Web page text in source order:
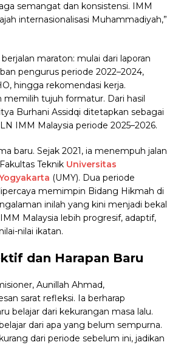
semangat dan konsistensi. IMM
internasionalisasi Muhammadiyah,”
maraton: mulai dari laporan
pengurus periode 2022–2024,
hingga rekomendasi kerja.
memilih tujuh formatur. Dari hasil
Burhani Assidqi ditetapkan sebagai
IMM Malaysia periode 2025–2026.
baru. Sejak 2021, ia menempuh jalan
Teknik Universitas
(UMY). Dua periode
memimpin Bidang Hikmah di
inilah yang kini menjadi bekal
Malaysia lebih progresif, adaptif,
nilai ikatan.
dan Harapan Baru
Aunillah Ahmad,
sarat refleksi. Ia berharap
belajar dari kekurangan masa lalu.
dari apa yang belum sempurna.
dari periode sebelum ini, jadikan